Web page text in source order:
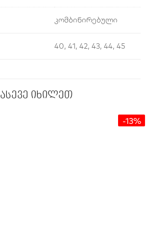
კომბინირებული
40, 41, 42, 43, 44, 45
ასევე იხილეთ
-13%